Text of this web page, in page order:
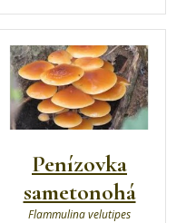
Penízovka
sametonohá
Flammulina velutipes